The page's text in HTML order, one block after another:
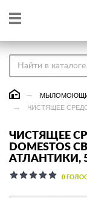
ЧИСТЯЩЕЕ
ЧИСТЯЩЕЕ
DOMESTOS
АТЛАНТИКИ,
0